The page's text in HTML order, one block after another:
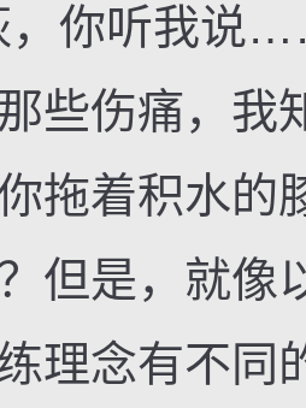
你听我说
些伤痛，我
拖着积水的
但是，就像
理念有不同